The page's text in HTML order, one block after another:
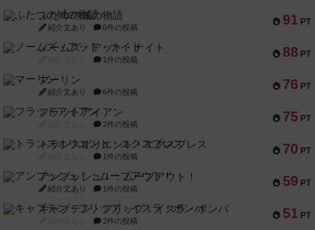
91 PT
ふたつの城の物語
紹介文あり 6件の投稿
88 PT
ノームズ・アット・ナイト
1件の投稿
76 PT
マーリン
紹介文あり 6件の投稿
75 PT
フラットアイアン
2件の投稿
70 PT
トランスオリエント・エクスプレス
1件の投稿
59 PT
アンブッシュ！：ムーブアウト！
紹介文あり 1件の投稿
51 PT
キャプテン・フリップ：イスラ・ボンバ
2件の投稿